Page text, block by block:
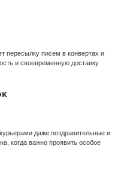
пересылку писем в конвертах и
и своевременную доставку
даже поздравительные и
когда важно проявить особое